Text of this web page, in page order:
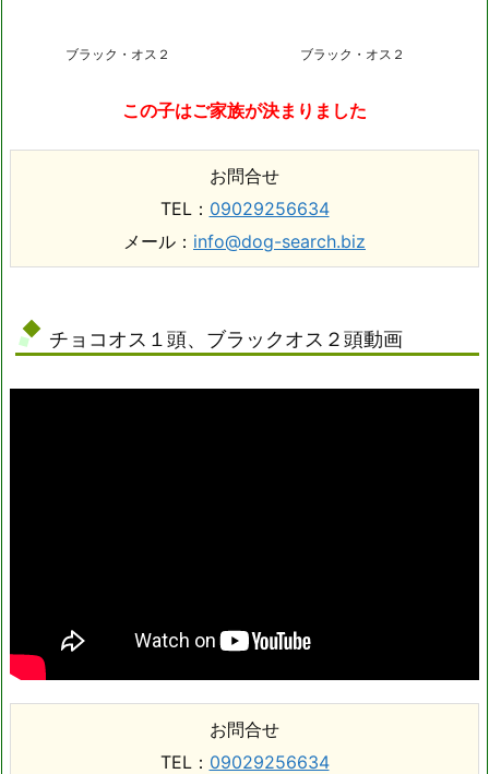
ブラック・オス２ ブラック・オス２
この子はご家族が決まりました
お問合せ
TEL： 09029256634
メール： info@dog-search.biz
チョコオス１頭、ブラックオス２頭動画
お問合せ
TEL： 09029256634